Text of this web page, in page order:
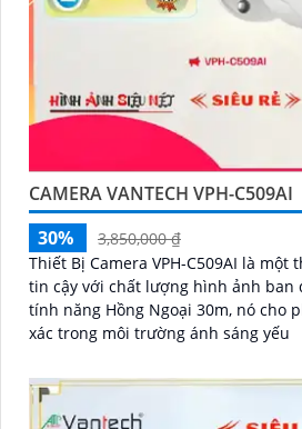
CAMERA VANTECH VPH-C509AI
30%
3,850,000 ₫
Thiết Bị Camera VPH-C509AI là
tin cậy với chất lượng hình ảnh ban
tính năng Hồng Ngoại 30m, nó cho
xác trong môi trường ánh sáng yếu